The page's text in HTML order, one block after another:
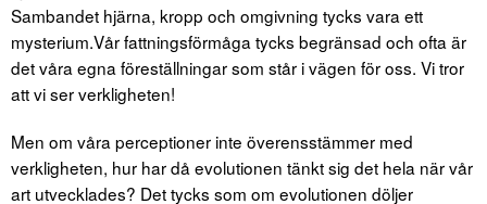
Sambandet hjärna, kropp och omgivning tycks vara ett
mysterium.Vår fattningsförmåga tycks begränsad och ofta är
det våra egna föreställningar som står i vägen för oss. Vi tror
att vi ser verkligheten!
Men om våra perceptioner inte överensstämmer med
verkligheten, hur har då evolutionen tänkt sig det hela när vår
art utvecklades? Det tycks som om evolutionen döljer